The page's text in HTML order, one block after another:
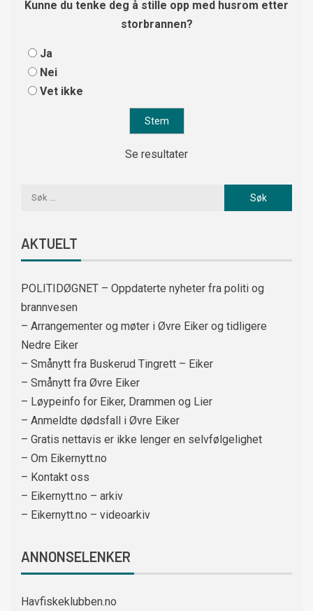
Kunne du tenke deg å stille opp med husrom etter
storbrannen?
Ja
Nei
Vet ikke
Se resultater
AKTUELT
POLITIDØGNET – Oppdaterte nyheter fra politi og
brannvesen
– Arrangementer og møter i Øvre Eiker og tidligere
Nedre Eiker
– Smånytt fra Buskerud Tingrett – Eiker
– Smånytt fra Øvre Eiker
– Løypeinfo for Eiker, Drammen og Lier
– Anmeldte dødsfall i Øvre Eiker
– Gratis nettavis er ikke lenger en selvfølgelighet
– Om Eikernytt.no
– Kontakt oss
– Eikernytt.no – arkiv
– Eikernytt.no – videoarkiv
ANNONSELENKER
Havfiskeklubben.no